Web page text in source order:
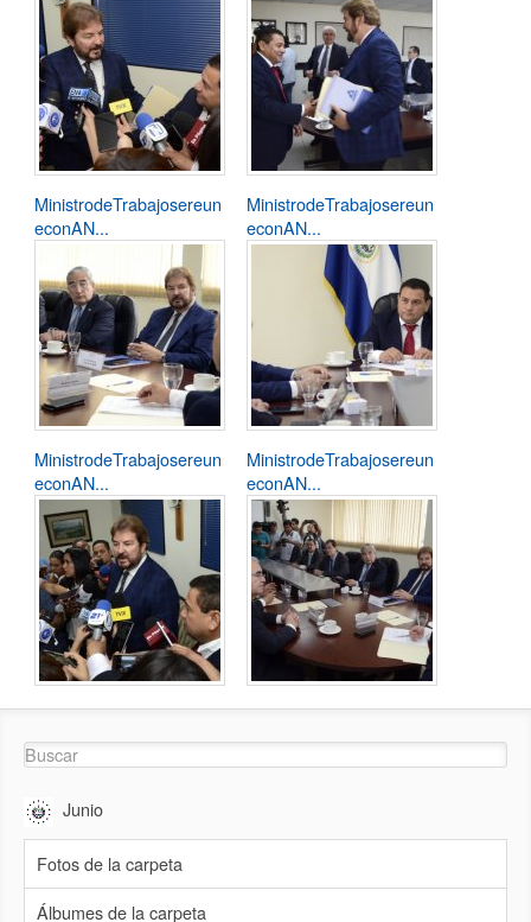
MinistrodeTrabajosereun
econAN...
MinistrodeTrabajosereun
econAN...
MinistrodeTrabajosereun
econAN...
MinistrodeTrabajosereun
econAN...
Junio
Fotos de la carpeta
Álbumes de la carpeta